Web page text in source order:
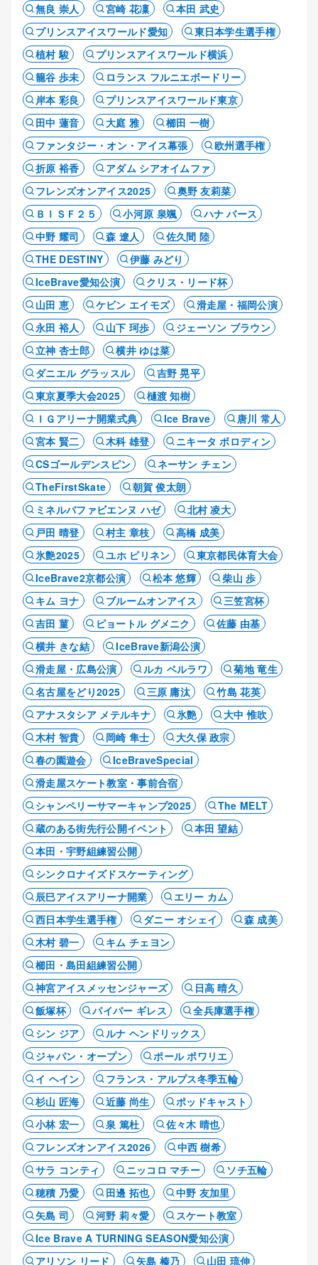
無良 崇人
宮崎 花凜
本田 武史
プリンスアイスワールド愛知
東日本学生選手権
植村 駿
プリンスアイスワールド横浜
籠谷 歩未
ロランス フルニエボードリー
岸本 彩良
プリンスアイスワールド東京
田中 蓮音
大庭 雅
櫛田 一樹
ファンタジー・オン・アイス幕張
欧州選手権
折原 裕香
アダム シアオイムファ
フレンズオンアイス2025
奥野 友莉菜
ＢＩＳＦ２５
小河原 泉颯
ハナ バース
中野 耀司
森 遼人
佐久間 陸
THE DESTINY
伊藤 みどり
IceBrave愛知公演
クリス・リード杯
山田 恵
ケビン エイモズ
滑走屋・福岡公演
永田 裕人
山下 珂歩
ジェーソン ブラウン
立神 杏士郎
横井 ゆは菜
ダニエル グラッスル
吉野 晃平
東京夏季大会2025
樋渡 知樹
ＩＧアリーナ開業式典
Ice Brave
唐川 常人
宮本 賢二
木科 雄登
ニキータ ボロディン
CSゴールデンスピン
ネーサン チェン
TheFirstSkate
朝賀 俊太朗
ミネルバファビエンヌ ハゼ
北村 凌大
戸田 晴登
村主 章枝
高橋 成美
氷艶2025
ユホ ピリネン
東京都民体育大会
IceBrave2京都公演
松本 悠輝
柴山 歩
キム ヨナ
ブルームオンアイス
三笠宮杯
吉田 菫
ピョートル グメニク
佐藤 由基
横井 きな結
IceBrave新潟公演
滑走屋・広島公演
ルカ ベルラワ
菊地 竜生
名古屋をどり2025
三原 庸汰
竹島 花英
アナスタシア メテルキナ
氷艶
大中 惟吹
木村 智貴
岡崎 隼士
大久保 政宗
春の園遊会
IceBraveSpecial
滑走屋スケート教室・事前合宿
シャンペリーサマーキャンプ2025
The MELT
蔵のある街先行公開イベント
本田 望結
本田・宇野組練習公開
シンクロナイズドスケーティング
辰巳アイスアリーナ開業
エリー カム
西日本学生選手権
ダニー オシェイ
森 成美
木村 碧一
キム チェヨン
櫛田・島田組練習公開
神宮アイスメッセンジャーズ
日高 晴久
飯塚杯
パイパー ギレス
全兵庫選手権
シン ジア
ルナ ヘンドリックス
ジャパン・オープン
ポール ポワリエ
イ ヘイン
フランス・アルプス冬季五輪
杉山 匠海
近藤 尚生
ポッドキャスト
小林 宏一
泉 篤杜
佐々木 晴也
フレンズオンアイス2026
中西 樹希
サラ コンティ
ニッコロ マチー
ソチ五輪
穂積 乃愛
田邊 拓也
中野 友加里
矢島 司
河野 莉々愛
スケート教室
Ice Brave A TURNING SEASON愛知公演
アリソン リード
矢島 榛乃 山田 琉伸